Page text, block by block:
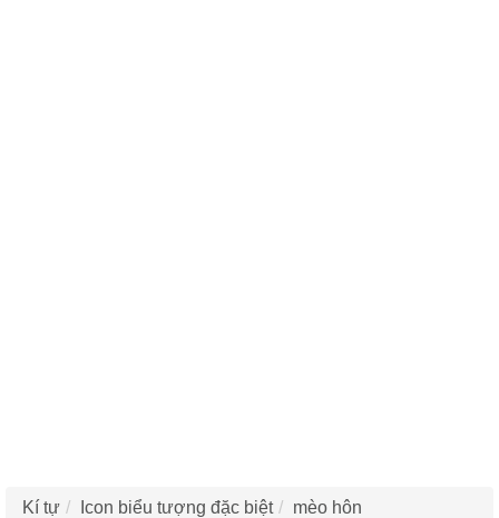
Kí tự Icon biểu tượng đặc biệt mèo hôn